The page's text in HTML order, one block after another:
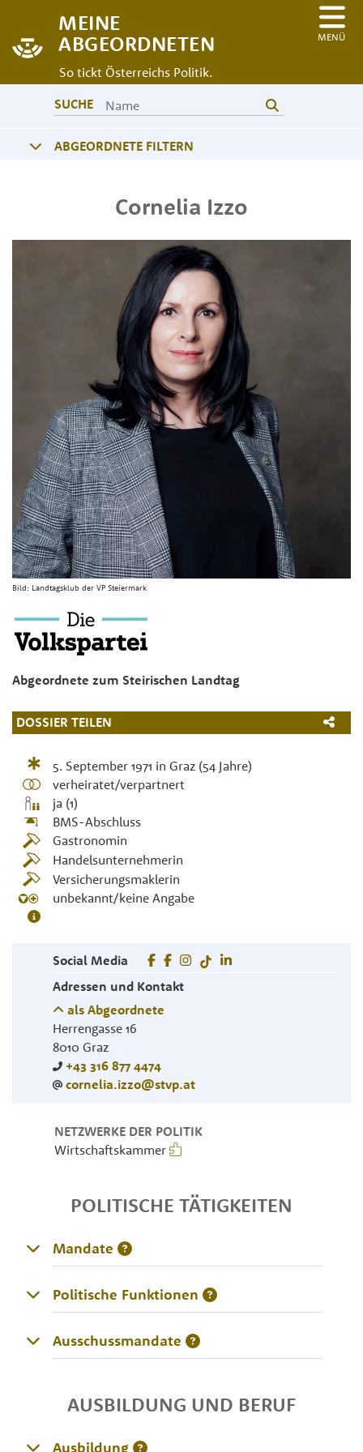
MEINE
ABGEORDNETEN
So tickt Österreichs Politik.
MENÜ
SUCHE
ABGEORDNETE FILTERN
Cornelia Izzo
Bild: Landtagsklub der VP Steiermark
Abgeordnete zum Steirischen Landtag
DOSSIER TEILEN
5. September 1971 in Graz (54 Jahre)
verheiratet/verpartnert
ja (1)
BMS-Abschluss
Gastronomin
Handelsunternehmerin
Versicherungsmaklerin
unbekannt/keine Angabe
Social Media
Adressen und Kontakt
als Abgeordnete
Herrengasse 16
8010 Graz
+43 316 877 4474
cornelia.izzo@stvp.at
NETZWERKE DER POLITIK
Wirtschaftskammer
POLITISCHE TÄTIGKEITEN
Mandate
Politische Funktionen
Ausschussmandate
AUSBILDUNG UND BERUF
Ausbildung